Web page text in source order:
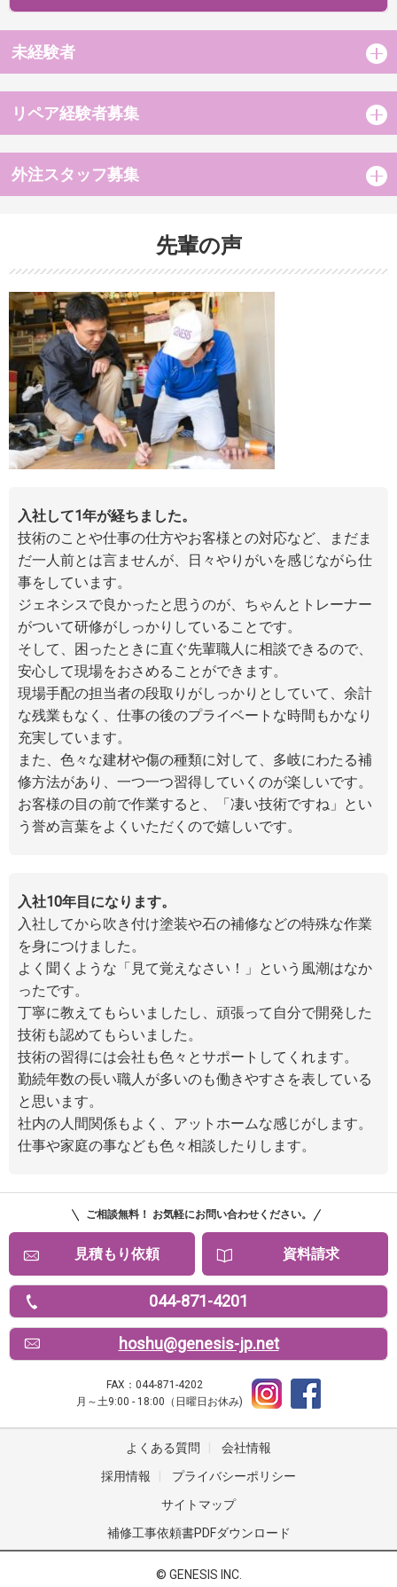
未経験者
リペア経験者募集
外注スタッフ募集
先輩の声
入社して1年が経ちました。
技術のことや仕事の仕方やお客様との対応など、まだま
だ一人前とは言ませんが、日々やりがいを感じながら仕
事をしています。
ジェネシスで良かったと思うのが、ちゃんとトレーナー
がついて研修がしっかりしていることです。
そして、困ったときに直ぐ先輩職人に相談できるので、
安心して現場をおさめることができます。
現場手配の担当者の段取りがしっかりとしていて、余計
な残業もなく、仕事の後のプライベートな時間もかなり
充実しています。
また、色々な建材や傷の種類に対して、多岐にわたる補
修方法があり、一つ一つ習得していくのが楽しいです。
お客様の目の前で作業すると、「凄い技術ですね」とい
う誉め言葉をよくいただくので嬉しいです。
入社10年目になります。
入社してから吹き付け塗装や石の補修などの特殊な作業
を身につけました。
よく聞くような「見て覚えなさい！」という風潮はなか
ったです。
丁寧に教えてもらいましたし、頑張って自分で開発した
技術も認めてもらいました。
技術の習得には会社も色々とサポートしてくれます。
勤続年数の長い職人が多いのも働きやすさを表している
と思います。
社内の人間関係もよく、アットホームな感じがします。
仕事や家庭の事なども色々相談したりします。
ご相談無料！ お気軽にお問い合わせください。
見積もり依頼 資料請求
044-871-4201
hoshu@genesis-jp.net
FAX：044-871-4202
月～土9:00 - 18:00（日曜日お休み)
よくある質問
会社情報
採用情報
プライバシーポリシー
サイトマップ
補修工事依頼書PDFダウンロード
© GENESIS INC.